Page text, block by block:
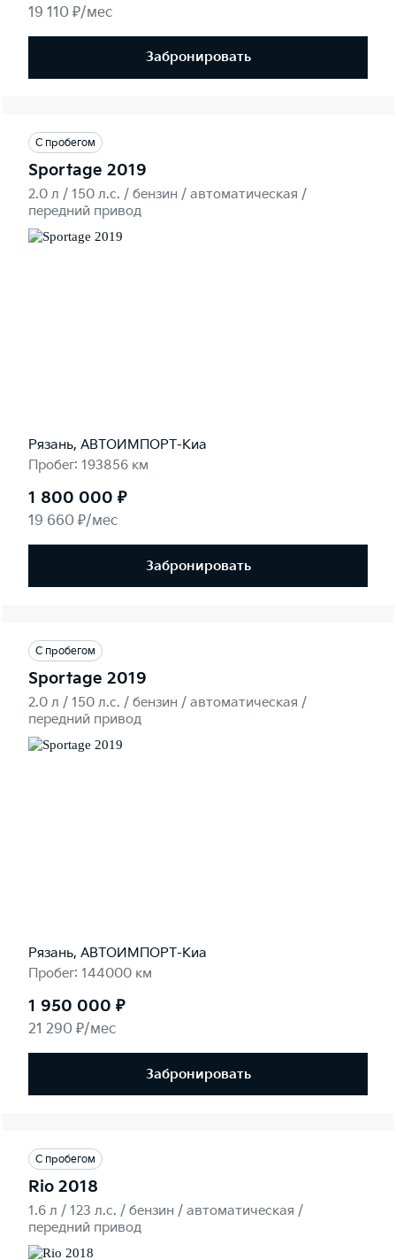
19 110 ₽/мес
Забронировать
С пробегом
Sportage 2019
2.0 л / 150 л.c. / бензин / автоматическая /
передний привод
Рязань, АВТОИМПОРТ-Киа
Пробег: 193856 км
1 800 000 ₽
19 660 ₽/мес
Забронировать
С пробегом
Sportage 2019
2.0 л / 150 л.c. / бензин / автоматическая /
передний привод
Рязань, АВТОИМПОРТ-Киа
Пробег: 144000 км
1 950 000 ₽
21 290 ₽/мес
Забронировать
С пробегом
Rio 2018
1.6 л / 123 л.c. / бензин / автоматическая /
передний привод